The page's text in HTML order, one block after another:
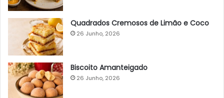
Quadrados Cremosos de Limão e Coco
26 Junho, 2026
Biscoito Amanteigado
26 Junho, 2026